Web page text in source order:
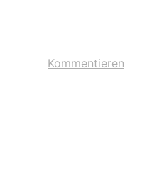
Kommentieren